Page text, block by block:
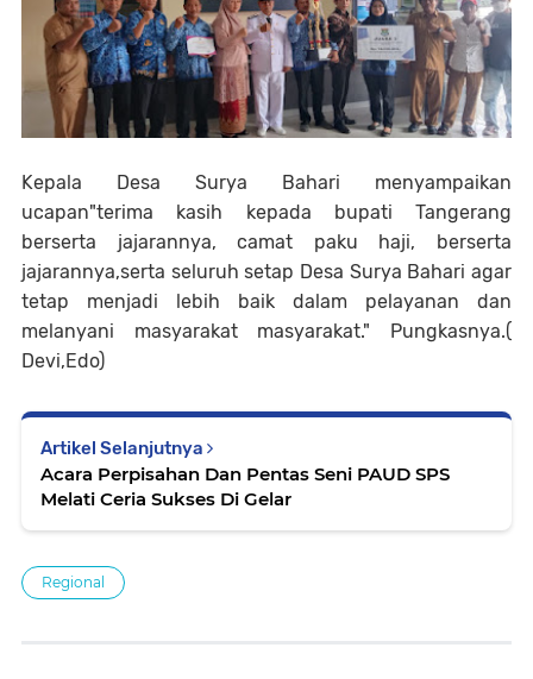
Kepala Desa Surya Bahari menyampaikan
ucapan"terima kasih kepada bupati Tangerang
berserta jajarannya, camat paku haji, berserta
jajarannya,serta seluruh setap Desa Surya Bahari agar
tetap menjadi lebih baik dalam pelayanan dan
melanyani masyarakat masyarakat." Pungkasnya.(
Devi,Edo)
Artikel Selanjutnya
Acara Perpisahan Dan Pentas Seni PAUD SPS
Melati Ceria Sukses Di Gelar
Regional